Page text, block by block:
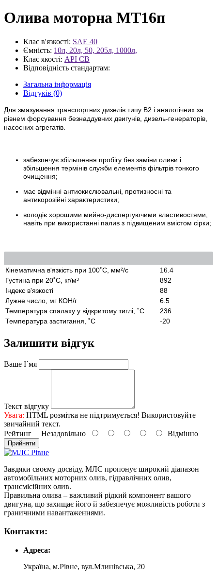
Олива моторна МТ16п
Клас в'язкості: SAE 40
Ємність: 10л, 20л, 50, 205л, 1000л,
Клас якості: API СВ
Відповідність стандартам:
Загальна інформація
Відгуків (0)
Для змазування транспортних дизелів типу В2 і аналогічних за
рівнем форсування безнаддувних двигунів, дизель-генераторів,
насосних агрегатів.
забезпечує збільшення пробігу без заміни оливи і
збільшення термінів служби елементів фільтрів тонкого
очищення;
має відмінні антиокислювальні, протизносні та
антикорозійні характеристики;
володіє хорошими мийно-диспергуючими властивостями,
навіть при використанні палив з підвищеним вмістом сірки;
Кінематична в'язкість при 100˚С, мм²/с
16.4
Густина при 20˚С, кг/м³
892
Індекс в'язкості
88
Лужне число, мг КОН/г
6.5
Температура спалаху у відкритому тиглі, ˚С
236
Температура застигання, ˚С
-20
Залишити відгук
Ваше І`мя
Текст відгуку
Увага: HTML розмітка не підтримується! Використовуйте
звичайний текст.
Рейтинг Незадовільно Відмінно
Прийняти
Завдяки своєму досвіду, МЛС пропонує широкий діапазон
автомобільних моторних олив, гідравлічних олив,
трансмісійних олив.
Правильна олива – важливий рідкий компонент вашого
двигуна, що захищає його й забезпечує можливість роботи з
граничними навантаженнями.
Контакти:
Адреса:
Україна, м.Рівне, вул.Млинівська, 20